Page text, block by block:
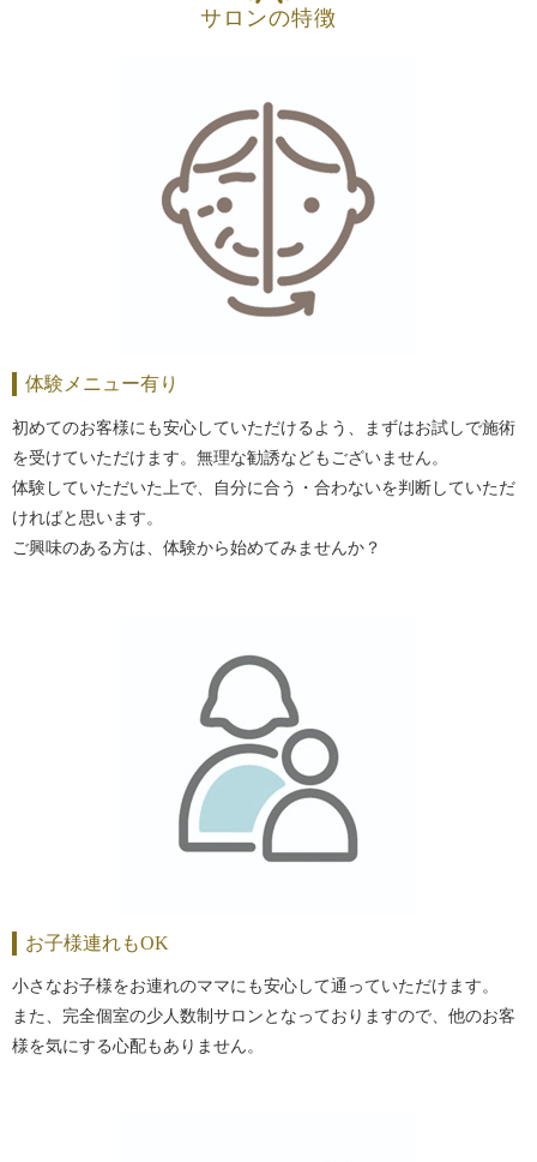
サロンの特徴
体験メニュー有り
初めてのお客様にも安心していただけるよう、まずはお試しで施術
を受けていただけます。無理な勧誘などもございません。
体験していただいた上で、自分に合う・合わないを判断していただ
ければと思います。
ご興味のある方は、体験から始めてみませんか？
お子様連れもOK
小さなお子様をお連れのママにも安心して通っていただけます。
また、完全個室の少人数制サロンとなっておりますので、他のお客
様を気にする心配もありません。